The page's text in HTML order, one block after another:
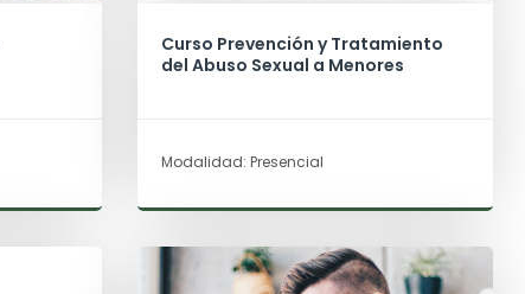
Curso Prevención y Tratamiento
del Abuso Sexual a Menores
Modalidad: Presencial